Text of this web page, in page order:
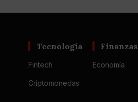
Tecnología
Fintech
Criptomonedas
Finanzas
Economía